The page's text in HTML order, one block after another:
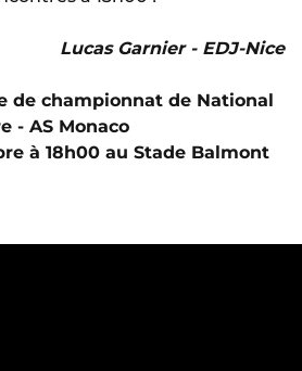
Lucas Garnier - EDJ-Nice
de championnat de National
- AS Monaco
à 18h00 au Stade Balmont